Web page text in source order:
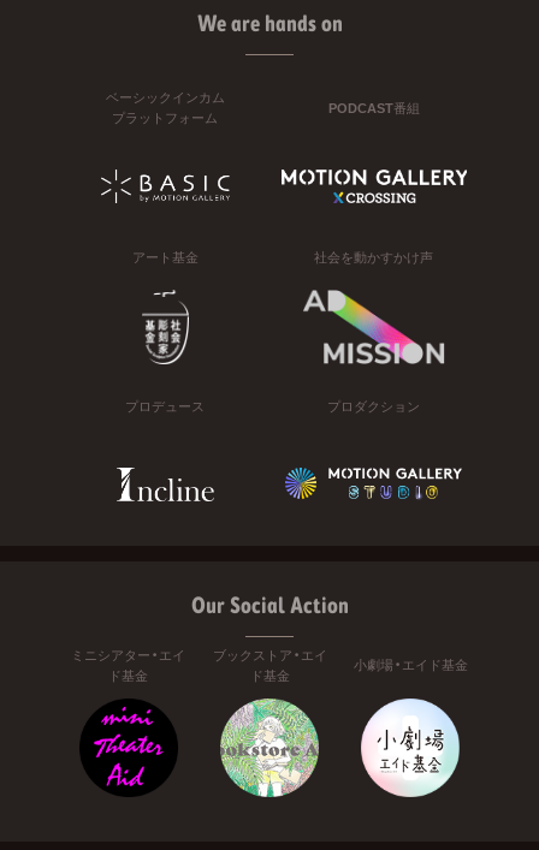
We are hands on
ベーシックインカム
プラットフォーム
PODCAST番組
アート基金 社会を動かすかけ声
プロデュース プロダクション
Our Social Action
ミニシアター・エイ
ド基金
ブックストア・エイ
ド基金
小劇場・エイド基金